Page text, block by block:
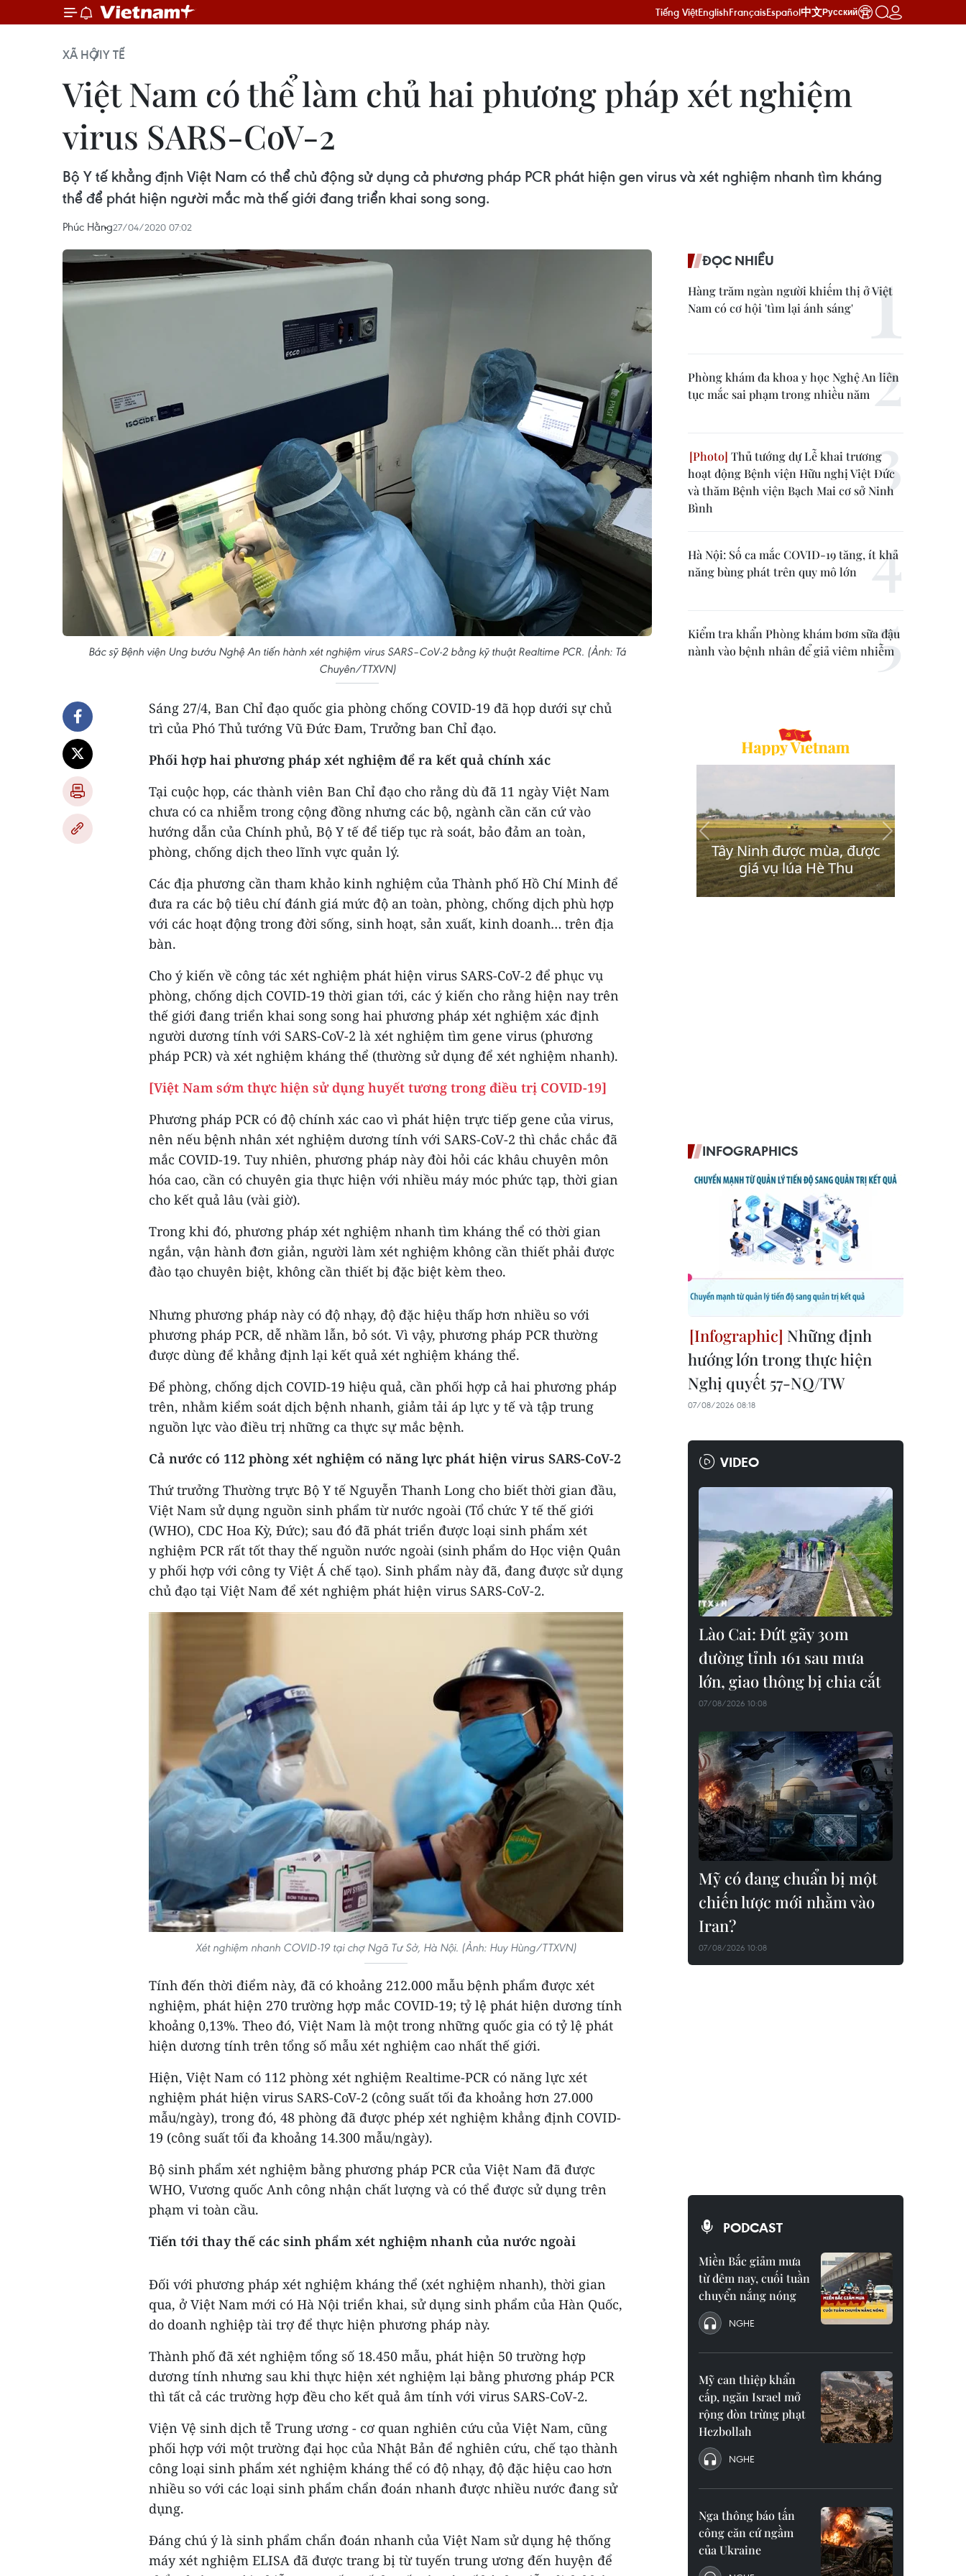
Tiếng ViệtEnglishFrançaisEspañol中文Русский
XÃ HỘIY TẾ
Việt Nam có thể làm chủ hai phương pháp xét nghiệm
virus SARS-CoV-2
Bộ Y tế khẳng định Việt Nam có thể chủ động sử dụng cả phương pháp PCR phát hiện gen virus và xét nghiệm nhanh tìm kháng
thể để phát hiện người mắc mà thế giới đang triển khai song song.
Phúc Hằng27/04/2020 07:02
Bác sỹ Bệnh viện Ung bướu Nghệ An tiến hành xét nghiệm virus SARS–CoV-2 bằng kỹ thuật Realtime PCR. (Ảnh: Tá
Chuyên/TTXVN)
Sáng 27/4, Ban Chỉ đạo quốc gia phòng chống COVID-19 đã họp dưới sự chủ
trì của Phó Thủ tướng Vũ Đức Đam, Trưởng ban Chỉ đạo.
Phối hợp hai phương pháp xét nghiệm để ra kết quả chính xác
Tại cuộc họp, các thành viên Ban Chỉ đạo cho rằng dù đã 11 ngày Việt Nam
chưa có ca nhiễm trong cộng đồng nhưng các bộ, ngành cần căn cứ vào
hướng dẫn của Chính phủ, Bộ Y tế để tiếp tục rà soát, bảo đảm an toàn,
phòng, chống dịch theo lĩnh vực quản lý.
Các địa phương cần tham khảo kinh nghiệm của Thành phố Hồ Chí Minh để
đưa ra các bộ tiêu chí đánh giá mức độ an toàn, phòng, chống dịch phù hợp
với các hoạt động trong đời sống, sinh hoạt, sản xuất, kinh doanh… trên địa
bàn.
Cho ý kiến về công tác xét nghiệm phát hiện virus SARS-CoV-2 để phục vụ
phòng, chống dịch COVID-19 thời gian tới, các ý kiến cho rằng hiện nay trên
thế giới đang triển khai song song hai phương pháp xét nghiệm xác định
người dương tính với SARS-CoV-2 là xét nghiệm tìm gene virus (phương
pháp PCR) và xét nghiệm kháng thể (thường sử dụng để xét nghiệm nhanh).
[Việt Nam sớm thực hiện sử dụng huyết tương trong điều trị COVID-19]
Phương pháp PCR có độ chính xác cao vì phát hiện trực tiếp gene của virus,
nên nếu bệnh nhân xét nghiệm dương tính với SARS-CoV-2 thì chắc chắc đã
mắc COVID-19. Tuy nhiên, phương pháp này đòi hỏi các khâu chuyên môn
hóa cao, cần có chuyên gia thực hiện với nhiều máy móc phức tạp, thời gian
cho kết quả lâu (vài giờ).
Trong khi đó, phương pháp xét nghiệm nhanh tìm kháng thể có thời gian
ngắn, vận hành đơn giản, người làm xét nghiệm không cần thiết phải được
đào tạo chuyên biệt, không cần thiết bị đặc biệt kèm theo.
Nhưng phương pháp này có độ nhạy, độ đặc hiệu thấp hơn nhiều so với
phương pháp PCR, dễ nhầm lẫn, bỏ sót. Vì vậy, phương pháp PCR thường
được dùng để khẳng định lại kết quả xét nghiệm kháng thể.
Để phòng, chống dịch COVID-19 hiệu quả, cần phối hợp cả hai phương pháp
trên, nhằm kiểm soát dịch bệnh nhanh, giảm tải áp lực y tế và tập trung
nguồn lực vào điều trị những ca thực sự mắc bệnh.
Cả nước có 112 phòng xét nghiệm có năng lực phát hiện virus SARS-CoV-2
Thứ trưởng Thường trực Bộ Y tế Nguyễn Thanh Long cho biết thời gian đầu,
Việt Nam sử dụng nguồn sinh phẩm từ nước ngoài (Tổ chức Y tế thế giới
(WHO), CDC Hoa Kỳ, Đức); sau đó đã phát triển được loại sinh phẩm xét
nghiệm PCR rất tốt thay thế nguồn nước ngoài (sinh phẩm do Học viện Quân
y phối hợp với công ty Việt Á chế tạo). Sinh phẩm này đã, đang được sử dụng
chủ đạo tại Việt Nam để xét nghiệm phát hiện virus SARS-CoV-2.
Xét nghiệm nhanh COVID-19 tại chợ Ngã Tư Sở, Hà Nội. (Ảnh: Huy Hùng/TTXVN)
Tính đến thời điểm này, đã có khoảng 212.000 mẫu bệnh phẩm được xét
nghiệm, phát hiện 270 trường hợp mắc COVID-19; tỷ lệ phát hiện dương tính
khoảng 0,13%. Theo đó, Việt Nam là một trong những quốc gia có tỷ lệ phát
hiện dương tính trên tổng số mẫu xét nghiệm cao nhất thế giới.
Hiện, Việt Nam có 112 phòng xét nghiệm Realtime-PCR có năng lực xét
nghiệm phát hiện virus SARS-CoV-2 (công suất tối đa khoảng hơn 27.000
mẫu/ngày), trong đó, 48 phòng đã được phép xét nghiệm khẳng định COVID-
19 (công suất tối đa khoảng 14.300 mẫu/ngày).
Bộ sinh phẩm xét nghiệm bằng phương pháp PCR của Việt Nam đã được
WHO, Vương quốc Anh công nhận chất lượng và có thể được sử dụng trên
phạm vi toàn cầu.
Tiến tới thay thế các sinh phẩm xét nghiệm nhanh của nước ngoài
Đối với phương pháp xét nghiệm kháng thể (xét nghiệm nhanh), thời gian
qua, ở Việt Nam mới có Hà Nội triển khai, sử dụng sinh phẩm của Hàn Quốc,
do doanh nghiệp tài trợ để thực hiện phương pháp này.
Thành phố đã xét nghiệm tổng số 18.450 mẫu, phát hiện 50 trường hợp
dương tính nhưng sau khi thực hiện xét nghiệm lại bằng phương pháp PCR
thì tất cả các trường hợp đều cho kết quả âm tính với virus SARS-CoV-2.
Viện Vệ sinh dịch tễ Trung ương - cơ quan nghiên cứu của Việt Nam, cũng
phối hợp với một trường đại học của Nhật Bản để nghiên cứu, chế tạo thành
công loại sinh phẩm xét nghiệm kháng thể có độ nhạy, độ đặc hiệu cao hơn
nhiều so với các loại sinh phẩm chẩn đoán nhanh được nhiều nước đang sử
dụng.
Đáng chú ý là sinh phẩm chẩn đoán nhanh của Việt Nam sử dụng hệ thống
máy xét nghiệm ELISA đã được trang bị từ tuyến trung ương đến huyện để
ĐỌC NHIỀU
Hàng trăm ngàn người khiếm thị ở Việt
Nam có cơ hội 'tìm lại ánh sáng'
Phòng khám đa khoa y học Nghệ An liên
tục mắc sai phạm trong nhiều năm
Thủ tướng dự Lễ khai trương
hoạt động Bệnh viện Hữu nghị Việt Đức
và thăm Bệnh viện Bạch Mai cơ sở Ninh
Bình
Hà Nội: Số ca mắc COVID-19 tăng, ít khả
năng bùng phát trên quy mô lớn
Kiểm tra khẩn Phòng khám bơm sữa đậu
nành vào bệnh nhân để giả viêm nhiễm
INFOGRAPHICS
Những định
hướng lớn trong thực hiện
Nghị quyết 57-NQ/TW
07/08/2026 08:18
VIDEO
Lào Cai: Đứt gãy 30m
đường tỉnh 161 sau mưa
lớn, giao thông bị chia cắt
07/08/2026 10:08
Mỹ có đang chuẩn bị một
chiến lược mới nhằm vào
Iran?
07/08/2026 10:08
PODCAST
Miền Bắc giảm mưa
từ đêm nay, cuối tuần
chuyển nắng nóng
NGHE
Mỹ can thiệp khẩn
cấp, ngăn Israel mở
rộng đòn trừng phạt
Hezbollah
NGHE
Nga thông báo tấn
công căn cứ ngầm
của Ukraine